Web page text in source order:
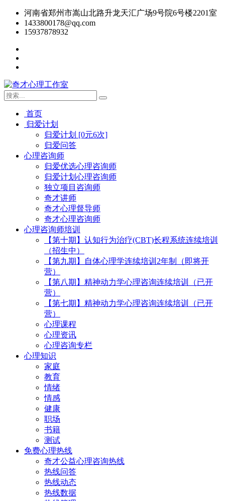
河南省郑州市嵩山北路升龙天汇广场9号院6号楼2201室
1433800178@qq.com
15937878932
首页
归爱计划
归爱计划 [0元6次]
归爱问答
心理咨询师
归爱优选心理咨询师
归爱计划心理咨询师
独立项目咨询师
奇才讲师
奇才心理督导师
奇才心理咨询师
心理咨询师培训
【第十期】认知行为治疗(CBT)长程系统连续培训
（招生中）
【第九期】自体心理学连续培训2年制（即将开
营）
【第八期】精神动力学心理咨询连续培训（已开
营）
【第七期】精神动力学心理咨询连续培训（已开
营）
心理课程
心理资讯
心理咨询专栏
心理知识
家庭
教育
情绪
情感
健康
职场
书籍
测试
免费心理热线
奇才公益心理咨询热线
热线问答
热线动态
热线数据